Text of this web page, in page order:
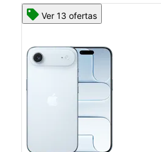
Ver 13 ofertas